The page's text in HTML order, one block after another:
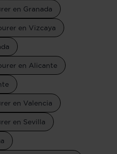
en Granada
en Vizcaya
en Alicante
en Valencia
en Sevilla